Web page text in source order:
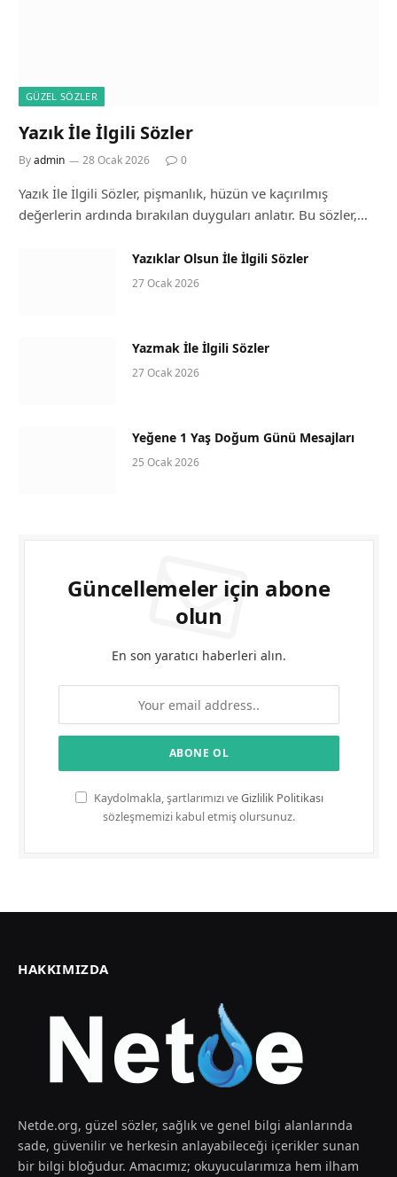
GÜZEL SÖZLER
Yazık İle İlgili Sözler
Byadmin 28 Ocak 2026 0
Yazık İle İlgili Sözler, pişmanlık, hüzün ve kaçırılmış
değerlerin ardında bırakılan duyguları anlatır. Bu sözler,…
Yazıklar Olsun İle İlgili Sözler
27 Ocak 2026
Yazmak İle İlgili Sözler
27 Ocak 2026
Yeğene 1 Yaş Doğum Günü Mesajları
25 Ocak 2026
Güncellemeler için abone
olun
En son yaratıcı haberleri alın.
Kaydolmakla, şartlarımızı veGizlilik Politikası
sözleşmemizi kabul etmiş olursunuz.
HAKKIMIZDA
Netde.org, güzel sözler, sağlık ve genel bilgi alanlarında
sade, güvenilir ve herkesin anlayabileceği içerikler sunan
bir bilgi bloğudur. Amacımız; okuyucularımıza hem ilham